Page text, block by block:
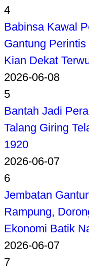
4
Babinsa Kawal
Gantung
Kian Dekat
2026-06-08
5
Bantah Jadi
Talang Giring
1920
2026-06-07
6
Jembatan
Rampung,
Ekonomi Batik
2026-06-07
7